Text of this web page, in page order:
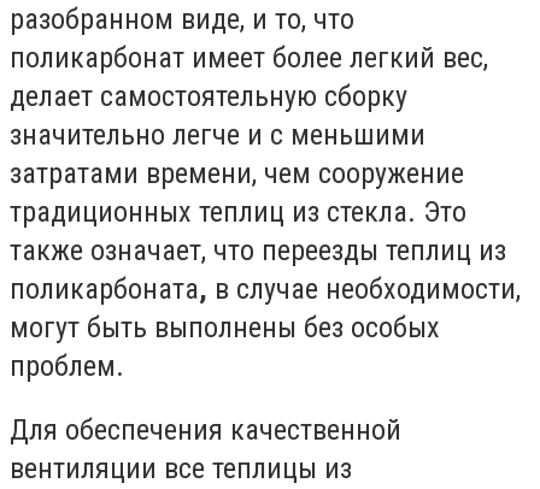
разобранном виде, и то, что
поликарбонат имеет более легкий вес,
делает самостоятельную сборку
значительно легче и с меньшими
затратами времени, чем сооружение
традиционных теплиц из стекла. Это
также означает, что переезды теплиц из
поликарбоната, в случае необходимости,
могут быть выполнены без особых
проблем.
Для обеспечения качественной
вентиляции все теплицы из